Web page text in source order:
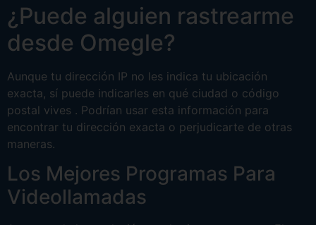
¿Puede alguien rastrearme
desde Omegle?
Aunque tu dirección IP no les indica tu ubicación
exacta, sí puede indicarles en qué ciudad o código
postal vives . Podrían usar esta información para
encontrar tu dirección exacta o perjudicarte de otras
maneras.
Los Mejores Programas Para
Videollamadas